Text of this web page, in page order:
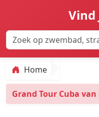
Vind
Home
Grand Tour Cuba